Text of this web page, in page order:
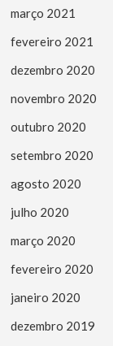
março 2021
fevereiro 2021
dezembro 2020
novembro 2020
outubro 2020
setembro 2020
agosto 2020
julho 2020
março 2020
fevereiro 2020
janeiro 2020
dezembro 2019